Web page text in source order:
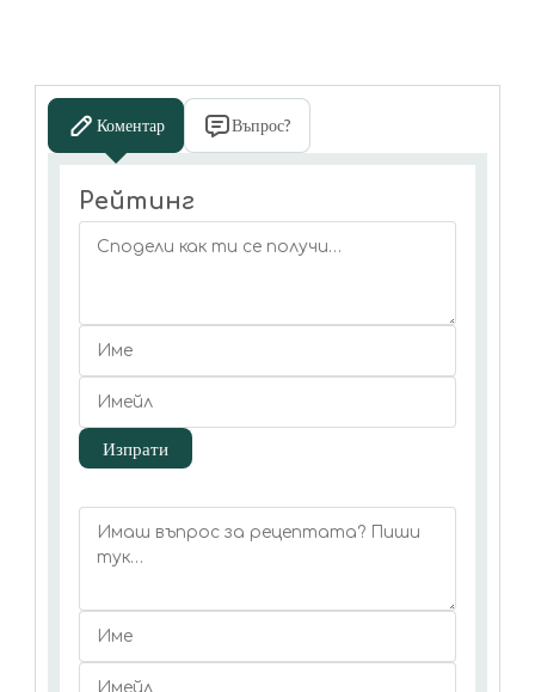
Коментар Въпрос?
Рейтинг